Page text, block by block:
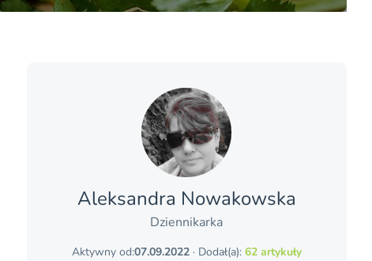
Aleksandra Nowakowska
Dziennikarka
Aktywny od:07.09.2022· Dodał(a): 62 artykuły